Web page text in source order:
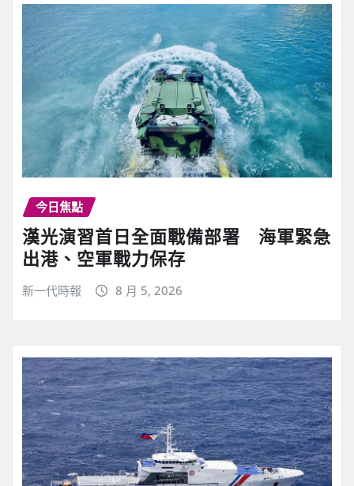
今日焦點
漢光演習首日全面戰備部署 海軍緊急
出港、空軍戰力保存
新一代時報 8 月 5, 2026